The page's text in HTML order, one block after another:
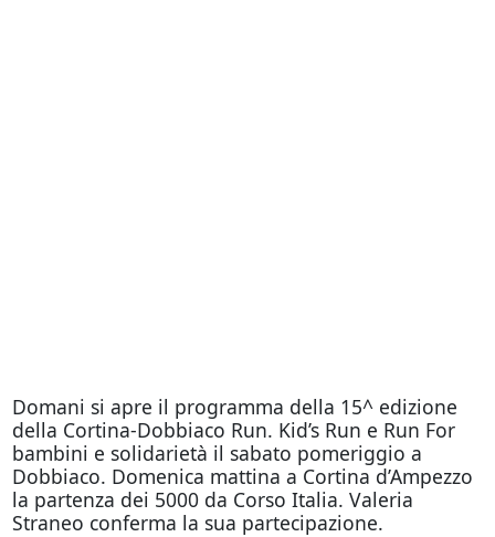
Domani si apre il programma della 15^ edizione
della Cortina-Dobbiaco Run. Kid’s Run e Run For
bambini e solidarietà il sabato pomeriggio a
Dobbiaco. Domenica mattina a Cortina d’Ampezzo
la partenza dei 5000 da Corso Italia. Valeria
Straneo conferma la sua partecipazione.